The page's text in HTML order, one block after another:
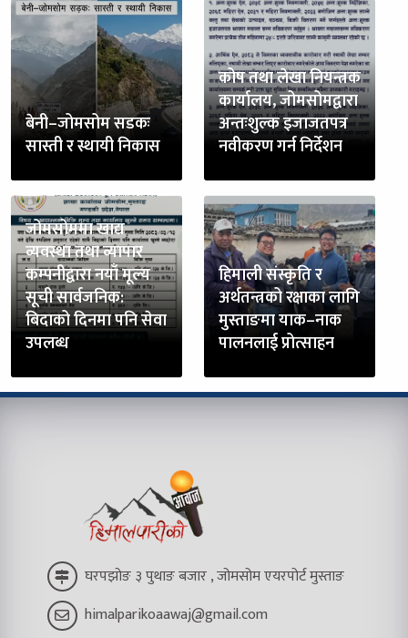
बेनी–जोमसोम सडकः
सास्ती र स्थायी निकास
कोष तथा लेखा नियन्त्रक
कार्यालय, जोमसोमद्वारा
अन्तःशुल्क इजाजतपत्र
नवीकरण गर्न निर्देशन
जोमसोममा खाद्य
व्यवस्था तथा व्यापार
कम्पनीद्वारा नयाँ मूल्य
सूची सार्वजनिक:
बिदाको दिनमा पनि सेवा
उपलब्ध
हिमाली संस्कृति र
अर्थतन्त्रको रक्षाका लागि
मुस्ताङमा याक–नाक
पालनलाई प्रोत्साहन
घरपझोङ ३ पुथाङ बजार , जोमसोम एयरपोर्ट मुस्ताङ
himalparikoaawaj@gmail.com